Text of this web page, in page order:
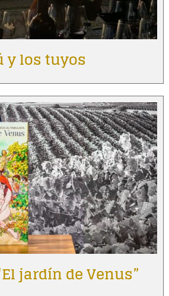
y los tuyos
jardín de Venus”